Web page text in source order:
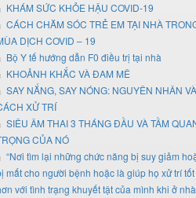
KHÁM SỨC KHỎE HẬU COVID-19
CÁCH CHĂM SÓC TRẺ EM TẠI NHÀ
DỊCH COVID – 19
Bộ Y tế hướng dẫn F0 điều trị tại nhà
KHOẢNH KHẮC VÀ ĐAM MÊ
SAY NẮNG, SAY NÓNG: NGUYÊN NHÂN VÀ
XỬ TRÍ
SIÊU ÂM THAI 3 THÁNG ĐẦU VÀ TẦM
CỦA NÓ
“Nơi tìm lại những chức năng bị suy giảm
mất cho người bệnh hoặc là giúp họ xử trí tốt
với tình trạng khuyết tật của mình khi ở nhà